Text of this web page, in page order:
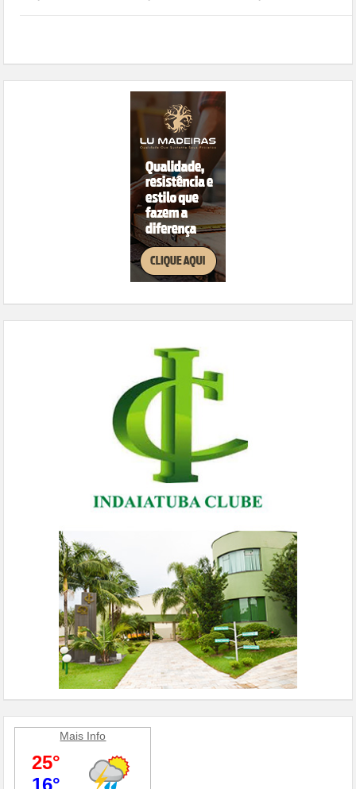
Mais Info